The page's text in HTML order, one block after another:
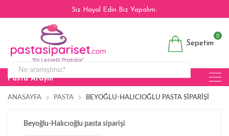
Siz Hayal Edin Biz Yapalım.
Sepetim
0
Pasta Arayın
ANASAYFA PASTA BEYOĞLU-HALICIOĞLU PASTA SIPARIŞI
Beyoğlu-Halıcıoğlu pasta siparişi